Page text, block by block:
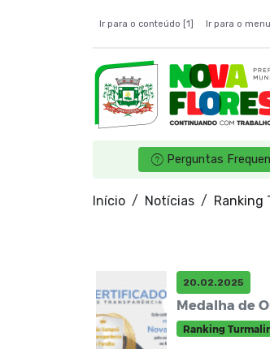
Ir para o conteúdo [1] Ir para o
Perguntas
Início Notícias Ranking
20.02.2025
Medalha de
Ranking